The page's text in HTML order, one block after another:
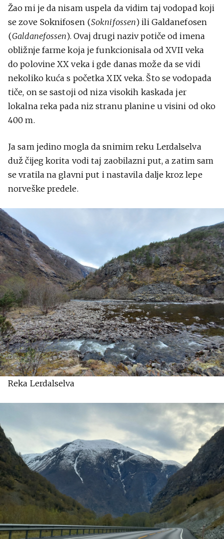
Žao mi je da nisam uspela da vidim taj vodopad koji
se zove Soknifosen (Soknifossen) ili Galdanefosen
(Galdanefossen). Ovaj drugi naziv potiče od imena
obližnje farme koja je funkcionisala od XVII veka
do polovine XX veka i gde danas može da se vidi
nekoliko kuća s početka XIX veka. Što se vodopada
tiče, on se sastoji od niza visokih kaskada jer
lokalna reka pada niz stranu planine u visini od oko
400 m.
Ja sam jedino mogla da snimim reku Lerdalselva
duž čijeg korita vodi taj zaobilazni put, a zatim sam
se vratila na glavni put i nastavila dalje kroz lepe
norveške predele.
Reka Lerdalselva